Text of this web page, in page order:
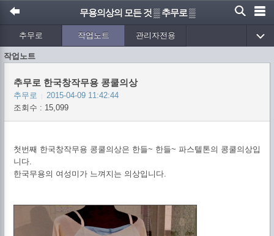
무용의상의 모든 것 ▒ 추무로 ▒
추무로 작업노트 관리자전용
작업노트
추무로 한국창작무용 콩쿨의상
추무로
2015-04-09 11:42:44
조회수 : 15,099
첫번째 한국창작무용 콩쿨의상은 한들~ 한들~ 파스텔톤의 콩쿨의상입
니다.
한국무용의 여성미가 느껴지는 의상입니다.